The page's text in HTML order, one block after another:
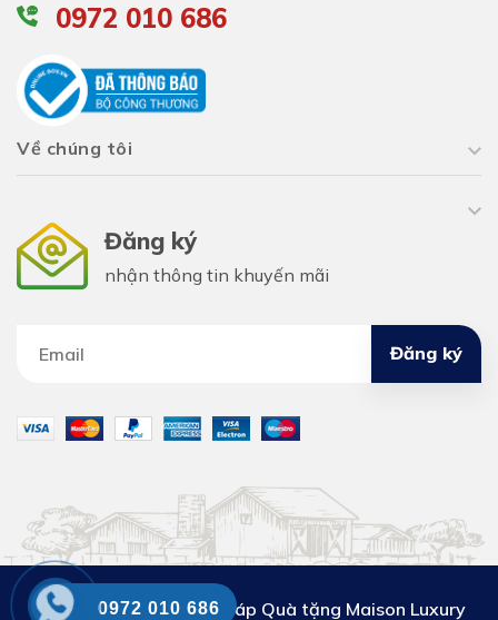
0972 010 686
Về chúng tôi
Đăng ký
nhận thông tin khuyến mãi
Đăng ký
Công ty Cổ phần Giải pháp Quà tặng Maison Luxury
0972 010 686